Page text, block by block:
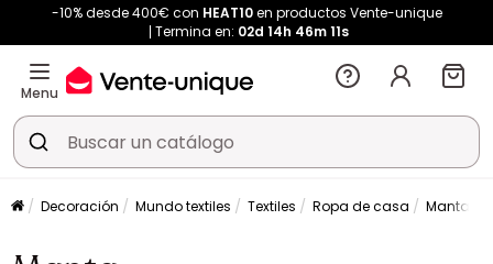
-10% desde 400€ con HEAT10en productos Vente-unique
Termina en: 02d 14h 46m 10s
Menu
Decoración Mundo textiles Textiles Ropa de casa Manta